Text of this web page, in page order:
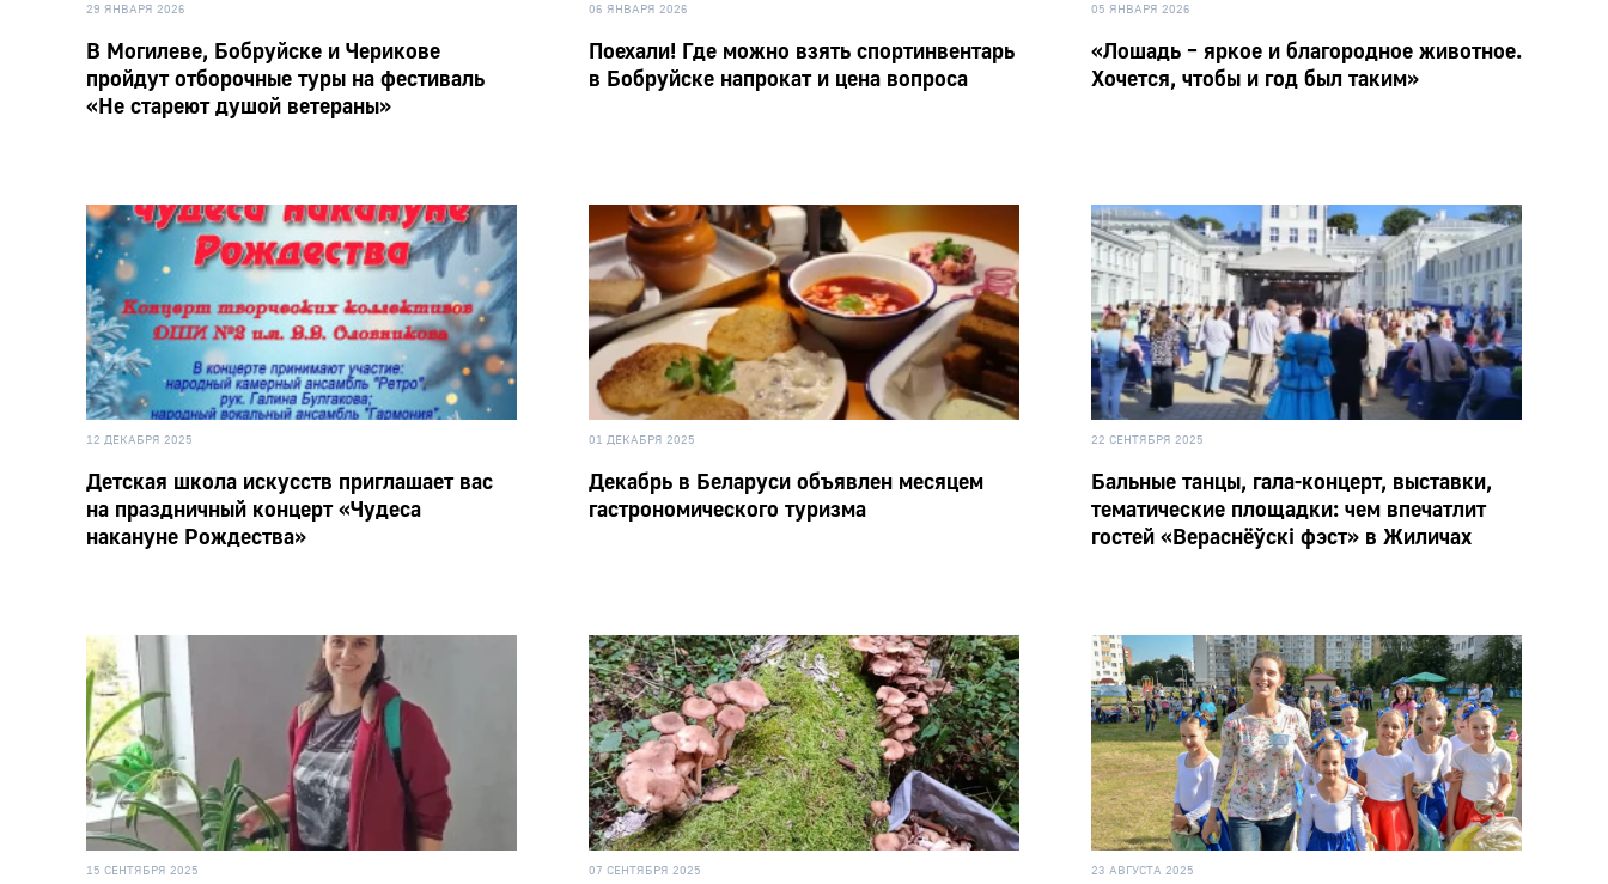
29 ЯНВАРЯ 2026
В Могилеве, Бобруйске и Черикове
пройдут отборочные туры на фестиваль
«Не стареют душой ветераны»
06 ЯНВАРЯ 2026
Поехали! Где можно взять спортинвентарь
в Бобруйске напрокат и цена вопроса
05 ЯНВАРЯ 2026
«Лошадь – яркое и благородное животное.
Хочется, чтобы и год был таким»
12 ДЕКАБРЯ 2025
Детская школа искусств приглашает вас
на праздничный концерт «Чудеса
накануне Рождества»
01 ДЕКАБРЯ 2025
Декабрь в Беларуси объявлен месяцем
гастрономического туризма
22 СЕНТЯБРЯ 2025
Бальные танцы, гала-концерт, выставки,
тематические площадки: чем впечатлит
гостей «Вераснёўскі фэст» в Жиличах
15 СЕНТЯБРЯ 2025 07 СЕНТЯБРЯ 2025 23 АВГУСТА 2025